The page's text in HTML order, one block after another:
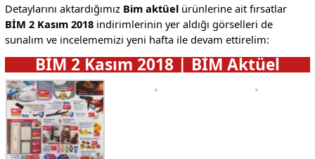
Detaylarını aktardığımız Bim aktüelürünlerine ait fırsatlar
BİM 2 Kasım 2018 indirimlerinin yer aldığı görselleri de
sunalım ve incelememizi yeni hafta ile devam ettirelim:
BİM 2 Kasım 2018 | BİM Aktüel